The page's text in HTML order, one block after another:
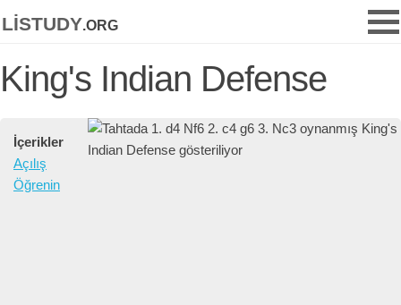
listudy.org
King's Indian Defense
İçerikler
Açılış
Öğrenin